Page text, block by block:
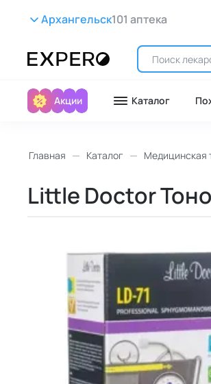
Архангельск101 аптека
Акции Каталог
Главная Каталог Медицинская
Little Doctor